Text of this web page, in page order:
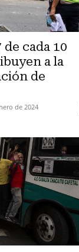
de cada 10
a la
de
de 2024